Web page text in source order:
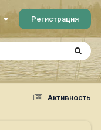
Регистрация
Активность